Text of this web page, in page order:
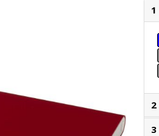
1
2
3